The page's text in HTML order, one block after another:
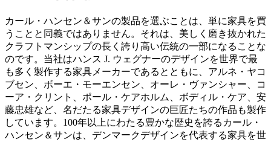
カール・ハンセン＆サンの製品を選ぶことは、単に家具を買
うことと同義ではありません。それは、美しく磨き抜かれた
クラフトマンシップの長く誇り高い伝統の一部になることな
のです。当社はハンス J. ウェグナーのデザインを世界で最
も多く製作する家具メーカーであるとともに、アルネ・ヤコ
ブセン、ボーエ・モーエンセン、オーレ・ヴァンシャー、コ
ーア・クリント、ポール・ケアホルム、ボディル・ケア、安
藤忠雄など、名だたる家具デザインの巨匠たちの作品も製作
しています。100年以上にわたる豊かな歴史を誇るカール・
ハンセン＆サンは、デンマークデザインを代表する家具を世